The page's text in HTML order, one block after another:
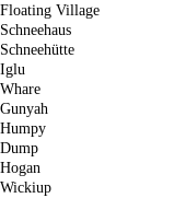
Floating Village
Schneehaus
Schneehütte
Iglu
Whare
Gunyah
Humpy
Dump
Hogan
Wickiup